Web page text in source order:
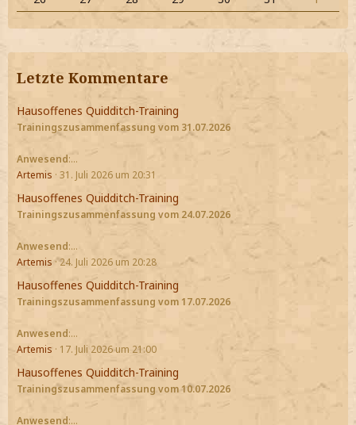
Letzte Kommentare
Hausoffenes Quidditch-Training
Trainingszusammenfassung vom 31.07.2026
Anwesend:…
Artemis 31. Juli 2026 um 20:31
Hausoffenes Quidditch-Training
Trainingszusammenfassung vom 24.07.2026
Anwesend:…
Artemis 24. Juli 2026 um 20:28
Hausoffenes Quidditch-Training
Trainingszusammenfassung vom 17.07.2026
Anwesend:…
Artemis
17. Juli 2026 um 21:00
Hausoffenes Quidditch-Training
Trainingszusammenfassung vom 10.07.2026
Anwesend:…